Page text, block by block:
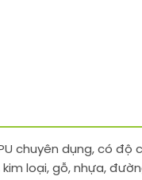
PU chuyên dụng, có
loại, gỗ, nhựa,